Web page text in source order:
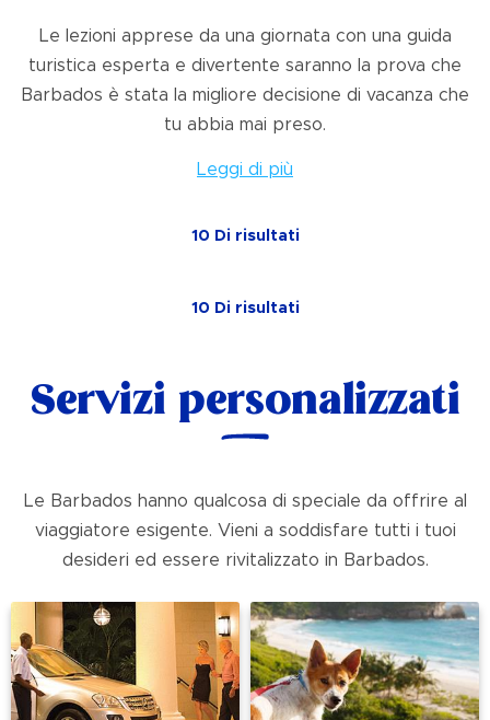
Le lezioni apprese da una giornata con una guida
turistica esperta e divertente saranno la prova che
Barbados è stata la migliore decisione di vacanza che
tu abbia mai preso.
Leggi di più
10 Di risultati
10 Di risultati
Servizi personalizzati
Le Barbados hanno qualcosa di speciale da offrire al
viaggiatore esigente. Vieni a soddisfare tutti i tuoi
desideri ed essere rivitalizzato in Barbados.